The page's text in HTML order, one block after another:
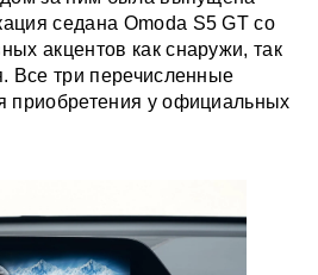
седана Omoda S5 GT со
акцентов как снаружи, так
Все три перечисленные
приобретения у официальных